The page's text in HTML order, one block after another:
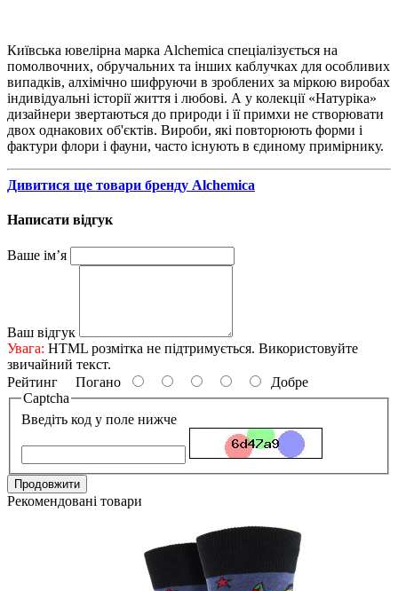
Київська ювелірна марка Alchemica спеціалізується на
помолвочних, обручальних та інших каблучках для особливих
випадків, алхімічно шифруючи в зроблених за міркою виробах
індивідуальні історії життя і любові. А у колекції «Натуріка»
дизайнери звертаються до природи і її примхи не створювати
двох однакових об'єктів. Вироби, які повторюють форми і
фактури флори і фауни, часто існують в єдиному примірнику.
Дивитися ще товари бренду Alchemica
Написати відгук
Ваше ім’я
Ваш відгук
Увага: HTML розмітка не підтримується. Використовуйте
звичайний текст.
Рейтинг Погано
Добре
Captcha
Введіть код у поле нижче
Продовжити
Рекомендовані товари